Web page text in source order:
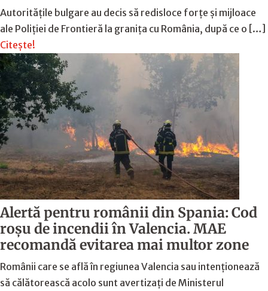
Autoritățile bulgare au decis să redisloce forțe și mijloace
ale Poliției de Frontieră la granița cu România, după ce o […]
Citește!
Alertă pentru românii din Spania: Cod
roșu de incendii în Valencia. MAE
recomandă evitarea mai multor zone
Românii care se află în regiunea Valencia sau intenționează
să călătorească acolo sunt avertizați de Ministerul